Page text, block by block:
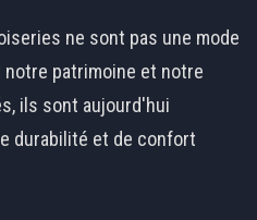
ne sont pas une mode
patrimoine et notre
ils sont aujourd'hui
durabilité et de confort